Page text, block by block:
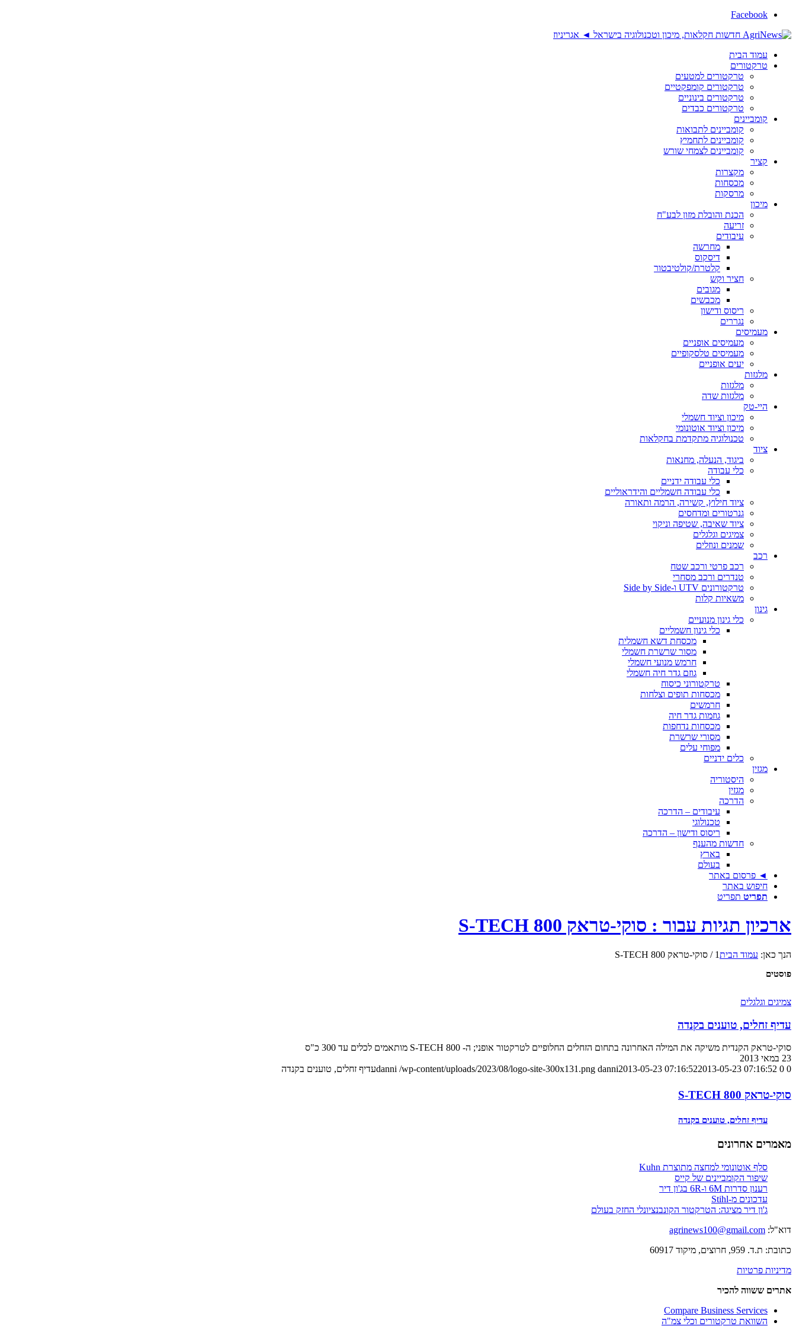
Facebook
עמוד הבית
טרקטורים
טרקטורים למטעים
טרקטורים קומפקטיים
טרקטורים בינוניים
טרקטורים כבדים
קומביינים
קומביינים לתבואות
קומביינים לתחמיץ
קומביינים לצמחי שורש
קציר
מקצרות
מכסחות
מרסקות
מיכון
הכנת והובלת מזון לבע"ח
זריעה
עיבודים
מחרשה
דיסקוס
קלטרת/קולטיבטור
חציר וקש
מגובים
מכבשים
ריסוס ודישון
נגררים
מעמיסים
מעמיסים אופניים
מעמיסים טלסקופיים
יעים אופניים
מלגזות
מלגזות
מלגזות שדה
היי-טק
מיכון וציוד חשמלי
מיכון וציוד אוטונומי
טכנולוגיה מתקדמת בחקלאות
ציוד
ביגוד, הנעלה, מחנאות
כלי עבודה
כלי עבודה ידניים
כלי עבודה חשמליים והידראוליים
ציוד חילוץ, קשירה, הרמה ותאורה
גנרטורים ומדחסים
ציוד שאיבה, שטיפה וניקוי
צמיגים וגלגלים
שמנים ונוזלים
רכב
רכב פרטי ורכב שטח
טנדרים ורכב מסחרי
טרקטורונים UTV ו-Side by Side
משאיות קלות
גינון
כלי גינון מנועיים
כלי גינון חשמליים
מכסחת דשא חשמלית
מסור שרשרת חשמלי
חרמש מנועי חשמלי
גוזם גדר חיה חשמלי
טרקטורוני כיסוח
מכסחות תופים וצלחות
חרמשים
גוזמות גדר חיה
מכסחות נדחפות
מסורי שרשרת
מפוחי עלים
כלים ידניים
מגזין
היסטוריה
מגזין
הדרכה
עיבודים – הדרכה
טכנולוגי
ריסוס ודישון – הדרכה
חדשות מהענף
בארץ
בעולם
◄ פרסום באתר
חיפוש באתר
תפריט תפריט
ארכיון תגיות עבור : סוקי-טראק S-TECH 800
הנך כאן: עמוד הבית1
/ סוקי-טראק S-TECH 800
פוסטים
צמיגים וגלגלים
עדיף זחלים, טוענים בקנדה
סוקי-טראק הקנדית משיקה את המילה האחרונה בתחום הזחלים החלופיים לטרקטור אופני; ה- S-TECH 800 מותאמים לכלים עד 300 כ"ס
23 במאי 2013
0
0
danni /wp-content/uploads/2023/08/logo-site-300x131.png danni2013-05-23 07:16:522013-05-23 07:16:52 עדיף זחלים, טוענים בקנדה
סוקי-טראק S-TECH 800
עדיף זחלים, טוענים בקנדה
מאמרים אחרונים
סלף אוטונומי למחצה מתוצרת Kuhn
שיפור הקומביינים של קייס
רענון סדרות 6M ו-6R בג'ון דיר
עדכונים מ-Stihl
ג'ון דיר מציגה: הטרקטור הקונבנציונלי החזק בעולם
דוא"ל: agrinews100@gmail.com
כתובת: ת.ד. 959, חרוצים, מיקוד 60917
מדיניות פרטיות
אתרים ששווה להכיר
Compare Business Services
השוואת טרקטורים וכלי צמ"ה